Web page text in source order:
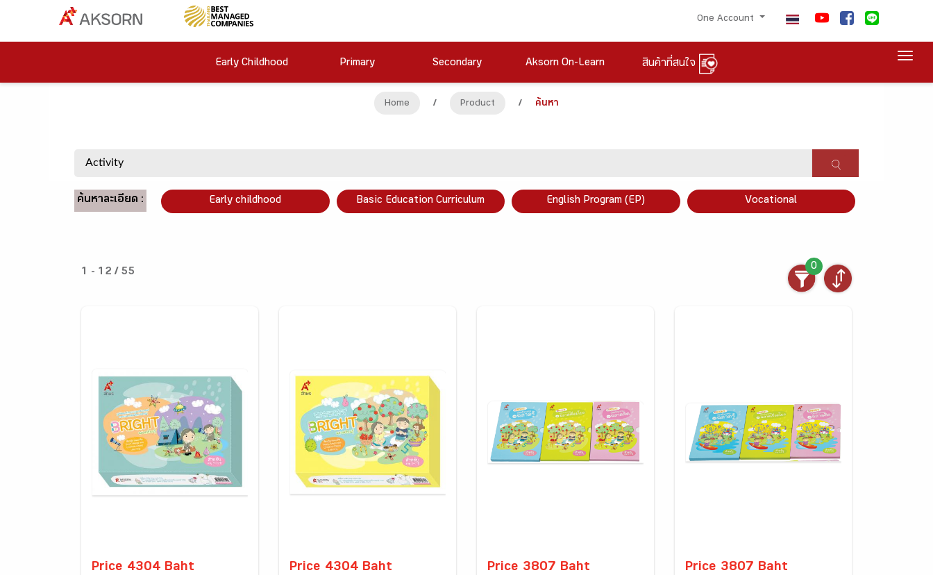
One Account
Early Childhood Primary Secondary Aksorn On-Learn สินค้าที่สนใจ
Home / Product / ค้นหา
ค้นหาละเอียด : Early childhood Basic Education Curriculum English Program (EP) Vocational
1 - 12 / 55
0
Price 4304 Baht Price 4304 Baht Price 3807 Baht Price 3807 Baht